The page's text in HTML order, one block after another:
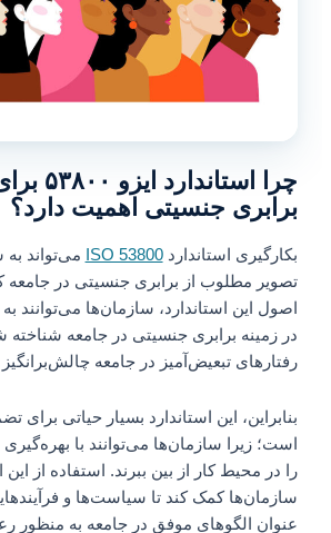
چرا
برابری جنسیتی اهمیت دارد؟
بکارگیری استانداردISO 53800می‌تواند به
تصویر مطلوب از برابری جنسیتی در جامعه
اصول این استاندارد، سازمان‌ها می‌توانند
در زمینه برابری جنسیتی در جامعه شناخته
رفتارهای تبعیض‌آمیز در جامعه چالش‌برانگیز
بنابراین، این استاندارد بسیار حیاتی برای
است؛ زیرا سازمان‌ها می‌توانند با
را در محیط کار از بین ببرند. استفاده از این
سازمان‌ها کمک کند تا سیاست‌ها و فرآیندهایی
عنوان الگوهای موفق در جامعه به منظور